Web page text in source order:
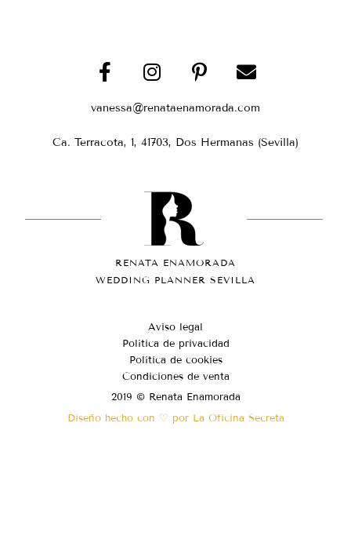
vanessa@renataenamorada.com
Ca. Terracota, 1, 41703, Dos Hermanas (Sevilla)
RENATA ENAMORADA
WEDDING PLANNER SEVILLA
Aviso legal
Política de privacidad
Política de cookies
Condiciones de venta
2019 © Renata Enamorada
Diseño hecho con ♡ por La Oficina Secreta